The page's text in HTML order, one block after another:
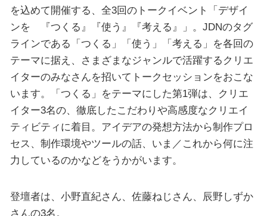
を込めて開催する、全3回のトークイベント「デザイ
ンを 『つくる』『使う』『考える』」。JDNのタグ
ラインである「つくる」「使う」「考える」を各回の
テーマに据え、さまざまなジャンルで活躍するクリエ
イターのみなさんを招いてトークセッションをおこな
います。「つくる」をテーマにした第1弾は、クリエ
イター3名の、徹底したこだわりや高感度なクリエイ
ティビティに着目。アイデアの発想方法から制作プロ
セス、制作環境やツールの話、いま／これから何に注
力しているのかなどをうかがいます。
登壇者は、小野直紀さん、佐藤ねじさん、辰野しずか
さんの3名。